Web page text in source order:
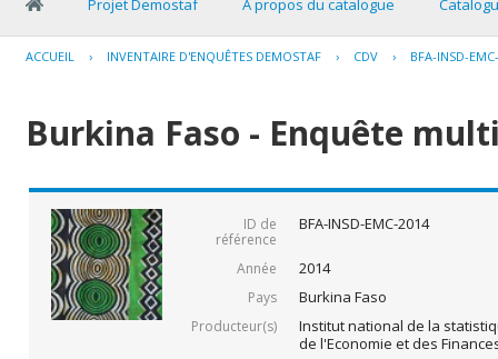
Projet Demostaf A propos du catalogue
ACCUEIL › INVENTAIRE D'ENQUÊTES DEMOSTAF › CDV › BFA-INSD-
Burkina Faso - Enquête
ID de
référence
BFA-INSD-EMC-2014
Année 2014
Pays Burkina Faso
Producteur(s)
Institut national de la
de l'Economie et des